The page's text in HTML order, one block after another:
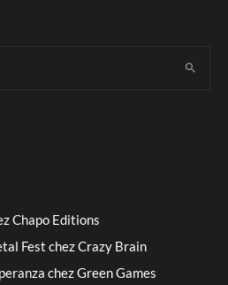
Chapo Editions
Fest chez Crazy Brain
chez Green Games